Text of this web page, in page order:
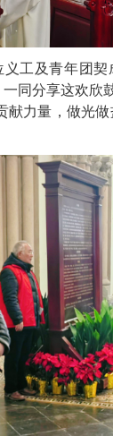
工及青年团
同分享这欢欣
力量，做光